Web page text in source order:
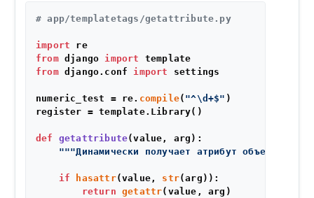
# app/templatetags/getattribute.py
import
re
from django import
from django.conf import settings
numeric_test = re. compile( "^\d+$" )
register = template.Library()
def getattribute(value, arg ):
"""Динамически получает атрибут объекта по
if hasattr(value, str(arg)):
return
getattr(value, arg)